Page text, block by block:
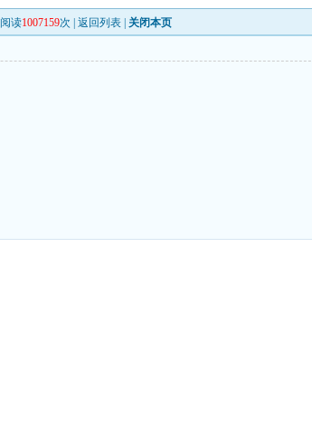
阅读1007159次 |返回列表 关闭本页